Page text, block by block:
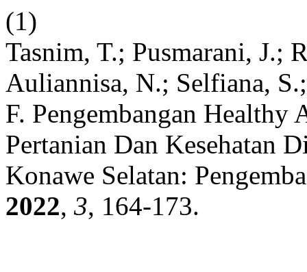
(1)
Tasnim, T.; Pusmarani, J.;
Auliannisa, N.; Selfiana,
F. Pengembangan Healthy
Pertanian Dan Kesehatan
Konawe Selatan:
2022, 3, 164-173.